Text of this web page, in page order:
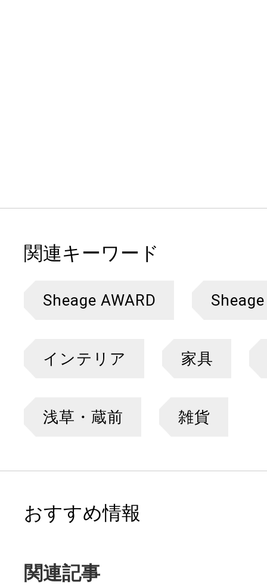
関連キーワード
Sheage AWARD
インテリア 家具
浅草・蔵前 雑貨
おすすめ情報
関連記事